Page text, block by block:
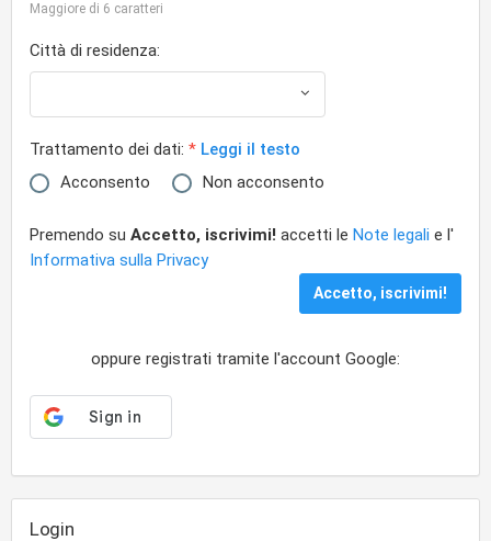
Maggiore di 6 caratteri
Città di residenza:
Trattamento dei dati:
Leggi il testo
Acconsento
Non acconsento
Premendo su Accetto, iscrivimi! accetti le Note legali e l'
Informativa sulla Privacy
oppure registrati tramite l'account Google:
Login